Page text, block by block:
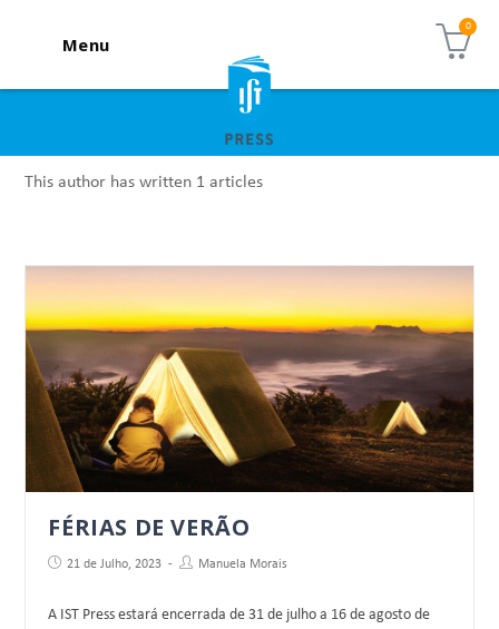
Menu
This author has written 1 articles
FÉRIAS DE VERÃO
21 de Julho, 2023 Manuela Morais
A IST Press estará encerrada de 31 de julho a 16 de agosto de